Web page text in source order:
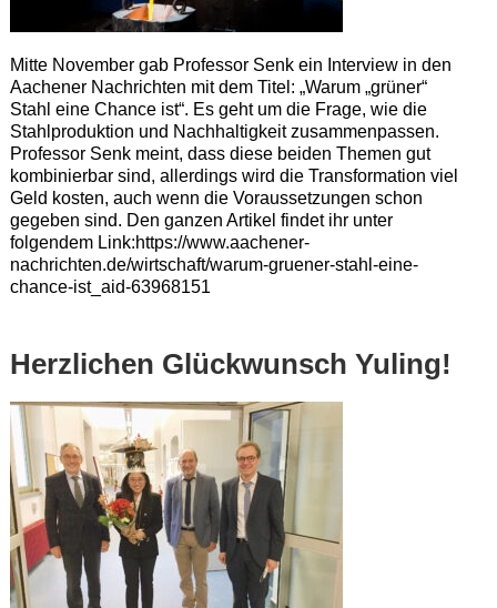
Mitte November gab Professor Senk ein Interview in den
Aachener Nachrichten mit dem Titel: „Warum „grüner“
Stahl eine Chance ist“. Es geht um die Frage, wie die
Stahlproduktion und Nachhaltigkeit zusammenpassen.
Professor Senk meint, dass diese beiden Themen gut
kombinierbar sind, allerdings wird die Transformation viel
Geld kosten, auch wenn die Voraussetzungen schon
gegeben sind. Den ganzen Artikel findet ihr unter
folgendem Link:https://www.aachener-
nachrichten.de/wirtschaft/warum-gruener-stahl-eine-
chance-ist_aid-63968151
Herzlichen Glückwunsch Yuling!